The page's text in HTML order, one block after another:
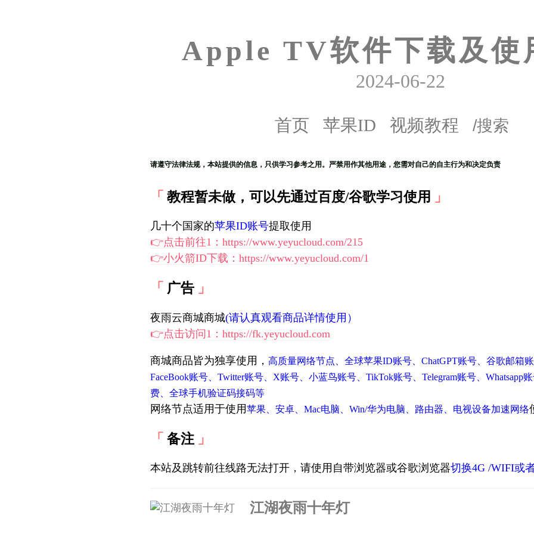
Apple TV软件下载及使
2024-06-22
首页 苹果ID 视频教程
请遵守法律法规，本站提供的信息，只供学习参考之用。严禁用作其他用途，您需对自己的自主行为和决定负责
教程暂未做，可以先通过百度/谷歌学习使用
几十个国家的苹果ID账号提取使用
👉点击前往1：https://www.yeyucloud.com/215
👉小火箭ID下载：https://www.yeyucloud.com/1
广告
夜雨云商城商城(请认真观看商品详情使用）
👉点击访问1：https://fk.yeyucloud.com
商城商品皆为独享使用， 高质量网络节点、全球苹果ID账号、ChatGPT账号、谷歌邮箱
FaceBook账号、Twitter账号、X账号、小蓝鸟账号、TikTok账号、Telegram账号、Whatsapp
费、全球手机验证码接码等
网络节点适用于使用苹果、安卓、Mac电脑、Win/华为电脑、路由器、电视设备加速网络
备注
本站及跳转前往线路无法打开，请使用自带浏览器或谷歌浏览器切换4G /WIFI或
江湖夜雨十年灯